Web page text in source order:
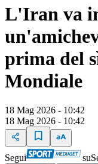
L'Iran va
prima del
Mondiale
18 Mag 2026 - 10:42
18 Mag 2026 - 10:42
Segui su